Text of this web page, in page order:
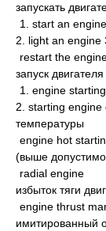
запускать
1. start an engine
2. light an engine
restart the
запуск двигателя
1. engine starting
2. starting engine
температуры
engine hot
(выше
radial engine
избыток тяги
engine thrust
имитированный